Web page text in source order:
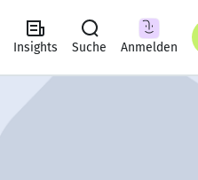
Insights Suche Anmelden